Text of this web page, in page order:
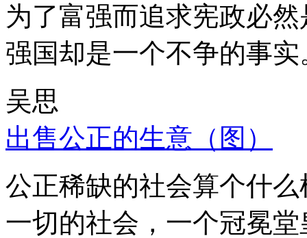
为了富强而追求宪政必
强国却是一个不争的事实
吴思
出售公正的生意（图）
公正稀缺的社会算个什
一切的社会，一个冠冕